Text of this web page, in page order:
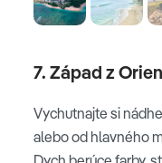
7. Západ z
Vychutnajte si
alebo od hlavného